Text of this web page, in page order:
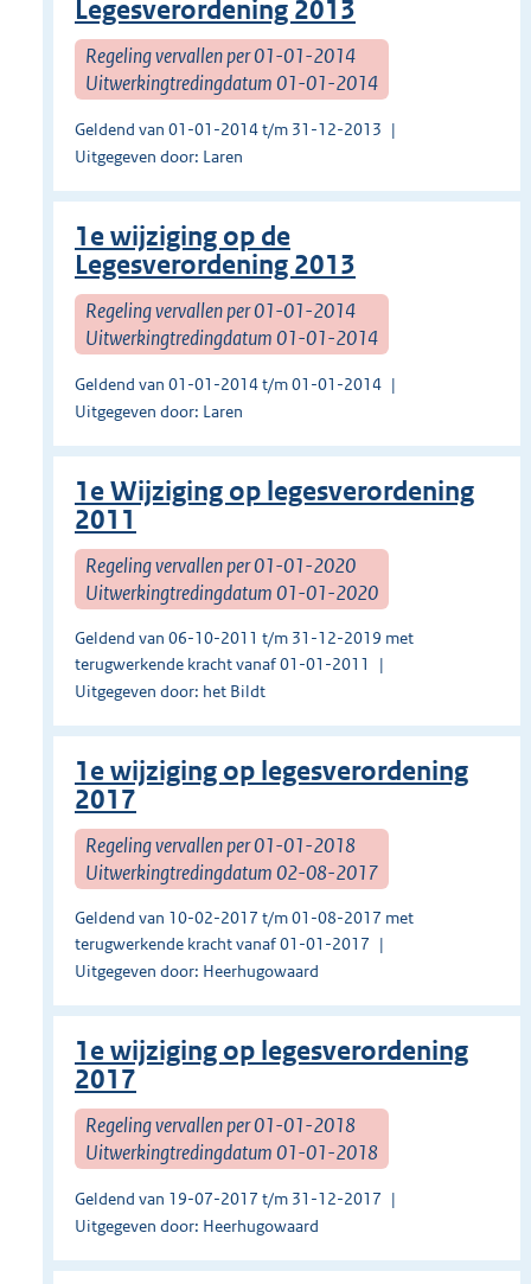
Legesverordening 2013
Regeling vervallen per 01-01-2014
Uitwerkingtredingdatum 01-01-2014
Geldend van 01-01-2014 t/m 31-12-2013
Uitgegeven door: Laren
1e wijziging op de
Legesverordening 2013
Regeling vervallen per 01-01-2014
Uitwerkingtredingdatum 01-01-2014
Geldend van 01-01-2014 t/m 01-01-2014
Uitgegeven door: Laren
1e Wijziging op legesverordening
2011
Regeling vervallen per 01-01-2020
Uitwerkingtredingdatum 01-01-2020
Geldend van 06-10-2011 t/m 31-12-2019 met
terugwerkende kracht vanaf 01-01-2011
Uitgegeven door: het Bildt
1e wijziging op legesverordening
2017
Regeling vervallen per 01-01-2018
Uitwerkingtredingdatum 02-08-2017
Geldend van 10-02-2017 t/m 01-08-2017 met
terugwerkende kracht vanaf 01-01-2017
Uitgegeven door: Heerhugowaard
1e wijziging op legesverordening
2017
Regeling vervallen per 01-01-2018
Uitwerkingtredingdatum 01-01-2018
Geldend van 19-07-2017 t/m 31-12-2017
Uitgegeven door: Heerhugowaard